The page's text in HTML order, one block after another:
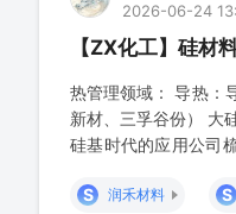
2026-06-24
【ZX化工】硅材
热管理领域： 导热：
新材、三孚谷份） 大
硅基时代的应用公
S
润禾材料 S